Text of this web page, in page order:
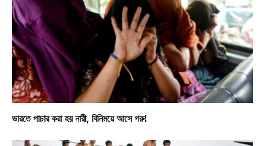
ভারতে পাচার করা হয় নারী, বিনিময়ে আসে গরু!